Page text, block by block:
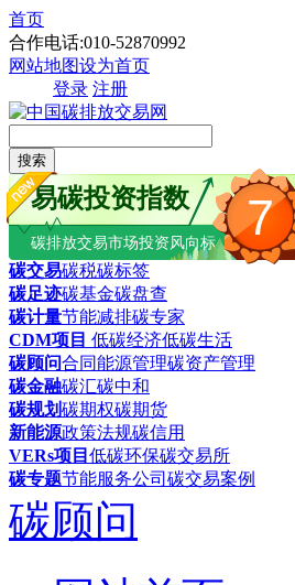
首页
合作电话:010-52870992
网站地图设为首页
登录 注册
搜索
7
易碳投资指数
碳排放交易市场投资风向标
碳交易碳税碳标签
碳足迹碳基金碳盘查
碳计量节能减排碳专家
CDM项目 低碳经济低碳生活
碳顾问合同能源管理碳资产管理
碳金融碳汇碳中和
碳规划碳期权碳期货
新能源政策法规碳信用
VERs项目 低碳环保碳交易所
碳专题节能服务公司 碳交易案例
碳顾问